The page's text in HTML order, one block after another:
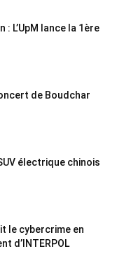
L’UpM lance la 1ère
de Boudchar
électrique chinois
le cybercrime en
d’INTERPOL